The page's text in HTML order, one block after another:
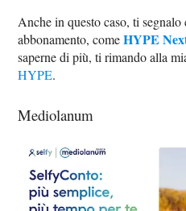
Anche in questo caso, ti
abbonamento, comeHYPE
saperne di più, ti rimando alla
HYPE.
Mediolanum